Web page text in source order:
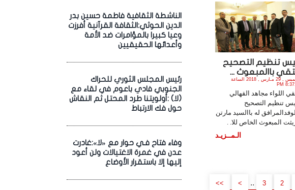
الناشطة الثقافية فاطمة حسين بدر
الدين الحوثي:الثقافة القرآنية أفرزت
وعيا كبيرا بالمؤامرات ضد الأمة
وأعدائها الحقيقيين
رئيس المجلس الثوري للحراك
الجنوبي فادي باعوم في لقاء مع
(لا) :أولويتنا طرد المحتل ثم النقاش
حول فك الارتباط
وفاء فتاح فـي حوار مع «لا»:غادرت
عدن في غمرة الاغتيالات ولن أعود
إليها إلا باستقرار الأوضاع
تنظيم التصحيح
باالمبعوث ...
الخميس , 29 مـارس , 2018 الساعة
اللواء مجاهد القهالي
تنظيم التصحيح
له باالسيد مارتن
المبعوث الخاص للا. .
الـمــزيـد
2
3
..
>
>>